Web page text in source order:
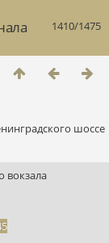
1410/1475
шоссе
вокзала